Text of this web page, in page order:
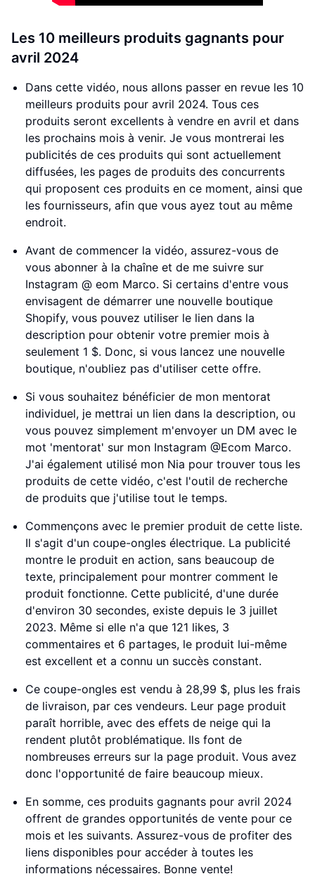
Les 10 meilleurs produits gagnants pour
avril 2024
Dans cette vidéo, nous allons passer en revue les 10
meilleurs produits pour avril 2024. Tous ces
produits seront excellents à vendre en avril et dans
les prochains mois à venir. Je vous montrerai les
publicités de ces produits qui sont actuellement
diffusées, les pages de produits des concurrents
qui proposent ces produits en ce moment, ainsi que
les fournisseurs, afin que vous ayez tout au même
endroit.
Avant de commencer la vidéo, assurez-vous de
vous abonner à la chaîne et de me suivre sur
Instagram @ eom Marco. Si certains d'entre vous
envisagent de démarrer une nouvelle boutique
Shopify, vous pouvez utiliser le lien dans la
description pour obtenir votre premier mois à
seulement 1 $. Donc, si vous lancez une nouvelle
boutique, n'oubliez pas d'utiliser cette offre.
Si vous souhaitez bénéficier de mon mentorat
individuel, je mettrai un lien dans la description, ou
vous pouvez simplement m'envoyer un DM avec le
mot 'mentorat' sur mon Instagram @Ecom Marco.
J'ai également utilisé mon Nia pour trouver tous les
produits de cette vidéo, c'est l'outil de recherche
de produits que j'utilise tout le temps.
Commençons avec le premier produit de cette liste.
Il s'agit d'un coupe-ongles électrique. La publicité
montre le produit en action, sans beaucoup de
texte, principalement pour montrer comment le
produit fonctionne. Cette publicité, d'une durée
d'environ 30 secondes, existe depuis le 3 juillet
2023. Même si elle n'a que 121 likes, 3
commentaires et 6 partages, le produit lui-même
est excellent et a connu un succès constant.
Ce coupe-ongles est vendu à 28,99 $, plus les frais
de livraison, par ces vendeurs. Leur page produit
paraît horrible, avec des effets de neige qui la
rendent plutôt problématique. Ils font de
nombreuses erreurs sur la page produit. Vous avez
donc l'opportunité de faire beaucoup mieux.
En somme, ces produits gagnants pour avril 2024
offrent de grandes opportunités de vente pour ce
mois et les suivants. Assurez-vous de profiter des
liens disponibles pour accéder à toutes les
informations nécessaires. Bonne vente!